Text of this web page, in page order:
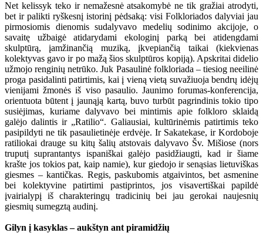
Net kelissyk teko ir nemažesnė atsakomybė ne tik gražiai atrodyti,
bet ir palikti ryškesnį istorinį pėdsaką: visi Folkloriados dalyviai jau
pirmosiomis dienomis sudalyvavo medelių sodinimo akcijoje, o
savaitę užbaigė atidarydami ekologinį parką bei atidengdami
skulptūrą, įamžinančią muziką, įkvepiančią taikai (kiekvienas
kolektyvas gavo ir po mažą šios skulptūros kopiją). Apskritai didelio
užmojo renginių netrūko. Juk Pasaulinė folkloriada – tiesiog neeilinė
proga pasidalinti patirtimis, kai į vieną vietą suvažiuoja bendrų idėjų
vienijami žmonės iš viso pasaulio. Jaunimo forumas-konferencija,
orientuota būtent į jaunąją kartą, buvo turbūt pagrindinis tokio tipo
susiėjimas, kuriame dalyvavo bei mintimis apie folkloro sklaidą
galėjo dalintis ir „Ratilio“. Galiausiai, kultūrinėmis patirtimis teko
pasipildyti ne tik pasaulietinėje erdvėje. Ir Sakatekase, ir Kordoboje
ratiliokai drauge su kitų šalių atstovais dalyvavo Šv. Mišiose (nors
truputį suprantantys ispaniškai galėjo pasidžiaugti, kad ir šiame
krašte jos tokios pat, kaip namie), kur giedojo ir senąsias lietuviškas
giesmes – kantičkas. Regis, paskubomis atgaivintos, bet asmenine
bei kolektyvine patirtimi pastiprintos, jos visavertiškai papildė
įvairialypį iš charakteringų tradicinių bei jau gerokai naujesnių
giesmių sumegztą audinį.
Gilyn į kasyklas – aukštyn ant piramidžių